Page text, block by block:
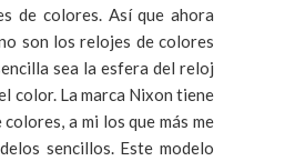
de colores. Así que ahora
son los relojes de colores
sea la esfera del reloj
color. La marca Nixon tiene
a mi los que más me
sencillos. Este modelo